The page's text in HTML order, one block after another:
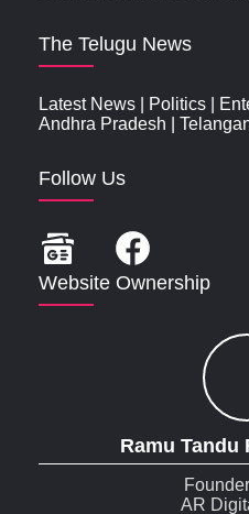
The Telugu News
Latest News Politics
Andhra Pradesh
Follow Us
Website Ownership
Ramu Tandu
AR